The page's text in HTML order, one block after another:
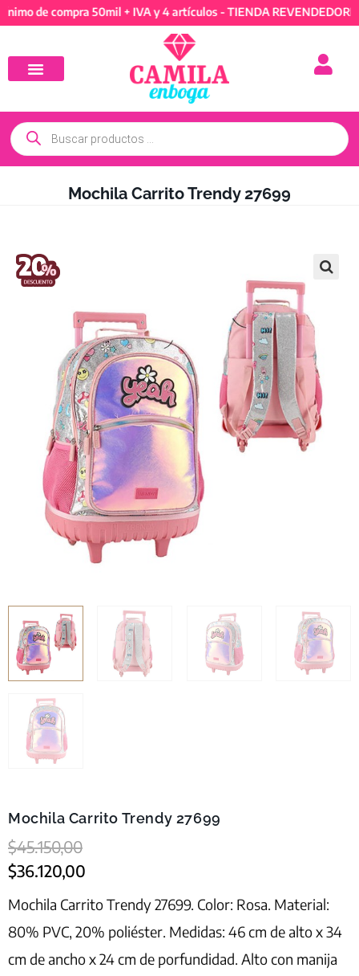
de compra 50mil + IVA y 4 artículos - TIENDA
Mochila Carrito Trendy 27699
Mochila Carrito Trendy 27699
$45.150,00
$36.120,00
Mochila Carrito Trendy 27699. Color: Rosa. Material:
80% PVC, 20% poliéster. Medidas: 46 cm de alto x 34
cm de ancho x 24 cm de porfundidad. Alto con manija